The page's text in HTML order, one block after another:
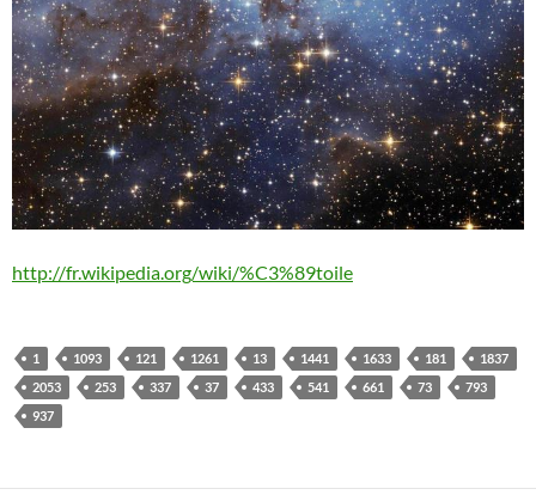
http://fr.wikipedia.org/wiki/%C3%89toile
1 1093 121 1261 13 1441 1633 181
1837
2053
253 337 37 433 541 661 73
793
937